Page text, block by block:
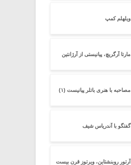
ویلهلم کمپ
مارتا آرگریچ، پیانیستی از آرژانتین
مصاحبه با هنری باتلر پیانیست (۱)
گفتگو با آندریاس شیف
آرتور روبنشتاین، ویرتوز قرن بیست